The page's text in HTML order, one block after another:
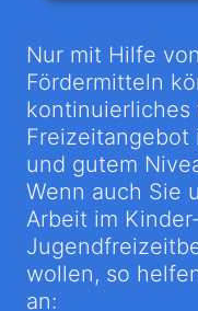
Nur mit Hilfe
Fördermitteln
Freizeitangebot
und gutem
Wenn auch Sie
Arbeit im
wollen, so
an: